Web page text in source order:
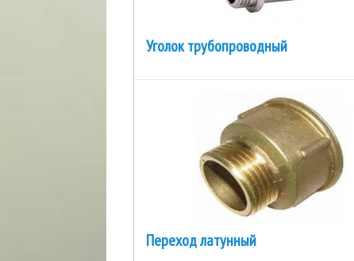
Уголок трубопроводный
Переход латунный